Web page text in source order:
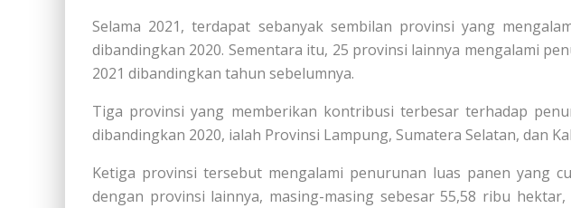
Selama 2021, terdapat sebanyak sembilan provinsi yang
dibandingkan 2020. Sementara itu, 25 provinsi lainnya mengalami
2021 dibandingkan tahun sebelumnya.
Tiga provinsi yang memberikan kontribusi terbesar terhadap
dibandingkan 2020, ialah Provinsi Lampung, Sumatera Selatan, dan
Ketiga provinsi tersebut mengalami penurunan luas panen yang
dengan provinsi lainnya, masing-masing sebesar 55,58 ribu